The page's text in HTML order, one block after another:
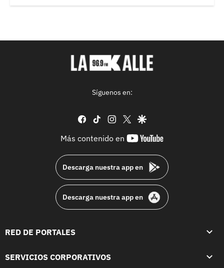
Síguenos en:
facebook
tiktok instagram
twittergoogle
Más contenido en
youtube-
Descarga nuestra app en
Descarga nuestra app en
RED DE PORTALES
SERVICIOS CORPORATIVOS